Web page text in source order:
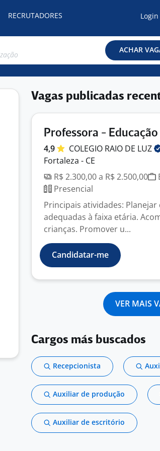
RECRUTADORES Login
ACHAR
Vagas publicadas
Professora -
4,9 COLEGIO RAIO DE LUZ
Fortaleza - CE
R$ 2.300,00 a R$ 2.500,00
Presencial
Principais atividades:
adequadas à faixa etária.
crianças. Promover u...
Candidatar-me
VER MAIS
Cargos más buscados
Recepcionista
Auxiliar de produção
Auxiliar de escritório